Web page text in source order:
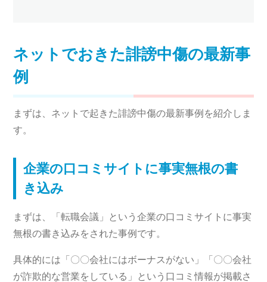
ネットでおきた誹謗中傷の最新事
例
まずは、ネットで起きた誹謗中傷の最新事例を紹介しま
す。
企業の口コミサイトに事実無根の書
き込み
まずは、「転職会議」という企業の口コミサイトに事実
無根の書き込みをされた事例です。
具体的には「〇〇会社にはボーナスがない」「〇〇会社
が詐欺的な営業をしている」という口コミ情報が掲載さ